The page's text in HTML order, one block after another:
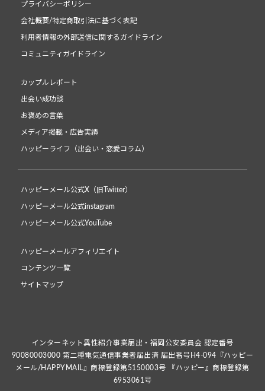
プライバシーポリシー
会社概要/特定商取引法に基づく表記
利用者情報の外部送信に関するガイドライン
コミュニティガイドライン
カップルレポート
出会い成功談
お褒めの言葉
メディア掲載・広告実績
ハッピーライフ（出会い・恋愛コラム）
ハッピーメール公式X（旧Twitter）
ハッピーメール公式instagram
ハッピーメール公式YouTube
ハッピーメールアフィリエイト
コンテンツ一覧
サイトマップ
インターネット異性紹介事業届出・福岡公安委員会 認定番号
90080003000 第二種電気通信事業者届出済 届出番号H4-094『ハッピー
メール/HAPPYMAIL』商標登録第5150003号 『ハッピー』商標登録第
6953061号